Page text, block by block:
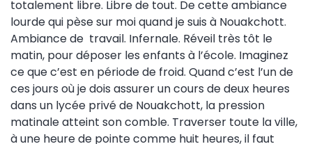
totalement libre. Libre de tout. De cette ambiance
lourde qui pèse sur moi quand je suis à Nouakchott.
Ambiance de travail. Infernale. Réveil très tôt le
matin, pour déposer les enfants à l’école. Imaginez
ce que c’est en période de froid. Quand c’est l’un de
ces jours où je dois assurer un cours de deux heures
dans un lycée privé de Nouakchott, la pression
matinale atteint son comble. Traverser toute la ville,
à une heure de pointe comme huit heures, il faut